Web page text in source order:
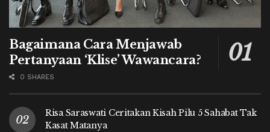
Bagaimana Cara Menjawab
Pertanyaan ‘Klise’ Wawancara?
0 SHARES
Risa Saraswati Ceritakan Kisah Pilu 5 Sahabat Tak
Kasat Matanya